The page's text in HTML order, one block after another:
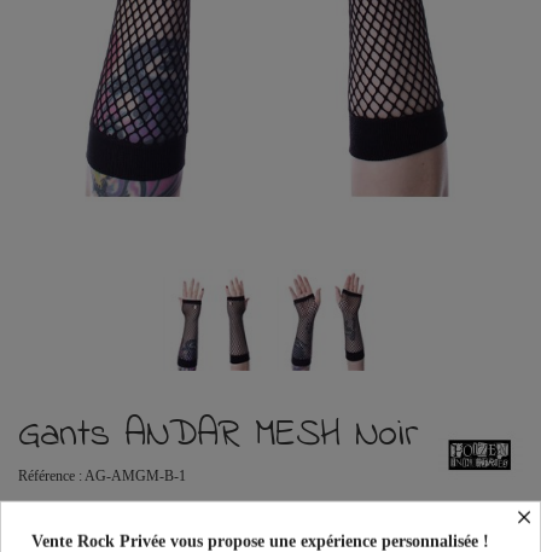
Gants ANDAR MESH Noir
Référence : AG-AMGM-B-1
Vente Rock Privée le spécialiste des accessoires Rock, Pinup, Rockabilly,
×
Vente Rock Privée vous propose une expérience personnalisée !